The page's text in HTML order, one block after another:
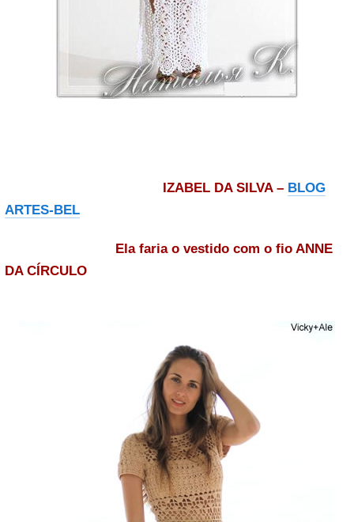
IZABEL DA SILVA – BLOG
ARTES-BEL
Ela faria o vestido com o fio ANNE
DA CÍRCULO